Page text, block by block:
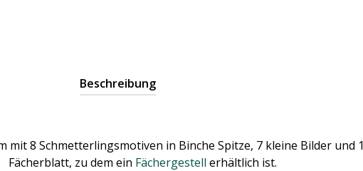
Beschreibung
mit 8 Schmetterlingsmotiven in Binche Spitze, 7 kleine Bilder und 1
Fächerblatt, zu dem ein Fächergestell erhältlich ist.